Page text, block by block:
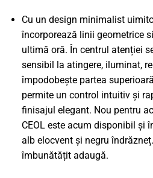
Cu un design minimalist
încorporează linii geometrice
ultimă oră. În centrul atenției
sensibil la atingere, iluminat,
împodobește partea
permite un control intuitiv și
finisajul elegant. Nou pentru
CEOL este acum disponibil și
alb elocvent și negru
îmbunătățit adaugă.